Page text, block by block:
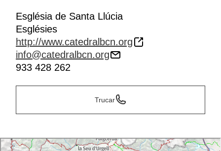
Església de Santa Llúcia
Esglésies
http://www.catedralbcn.org
info@catedralbcn.org
933 428 262
Trucar